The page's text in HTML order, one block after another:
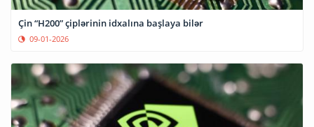
Çin “H200” çiplərinin idxalına başlaya bilər
09-01-2026